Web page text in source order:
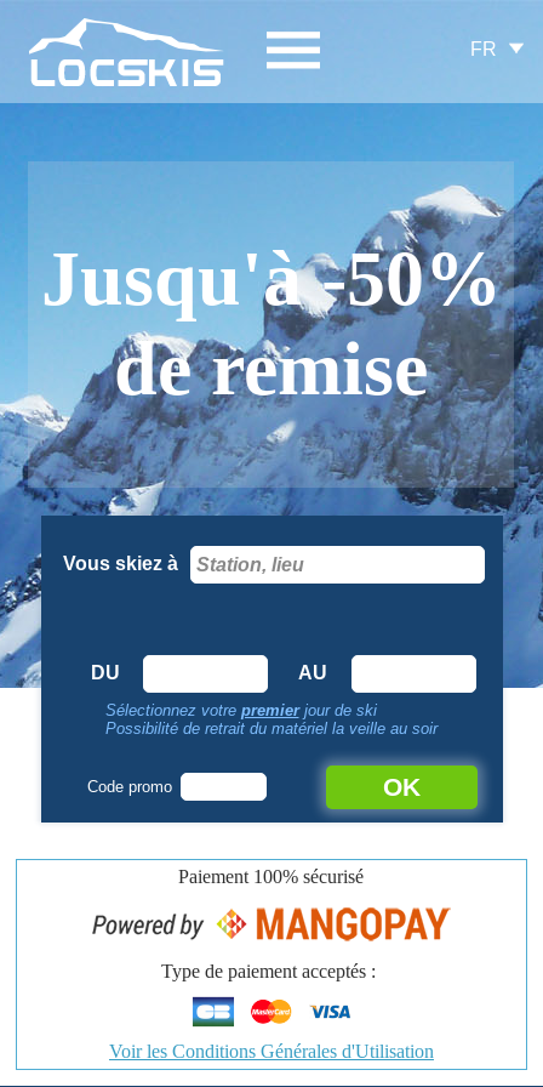
FR
Jusqu'à -50%
de remise
Vous skiez à
DU AU
Code promo OK
Sélectionnez votre premierjour de ski
Possibilité de retrait du matériel la veille au soir
Paiement 100% sécurisé
Type de paiement acceptés :
Voir les Conditions Générales d'Utilisation